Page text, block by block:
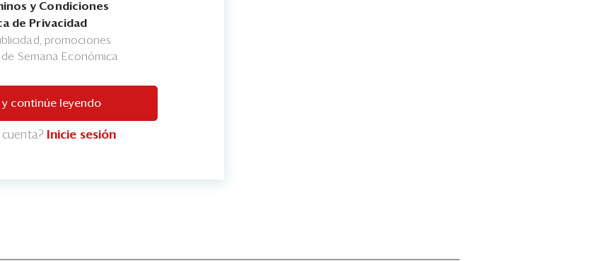
y Condiciones
de Privacidad
promociones
Semana Económica
y continúe leyendo
cuenta? Inicie sesión